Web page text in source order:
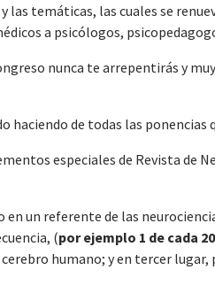
las temáticas, las cuales se
a psicólogos,
nunca te arrepentirás y
haciendo de todas las ponencias
especiales de Revista
un referente de las
(por ejemplo 1 de cada
humano; y en tercer